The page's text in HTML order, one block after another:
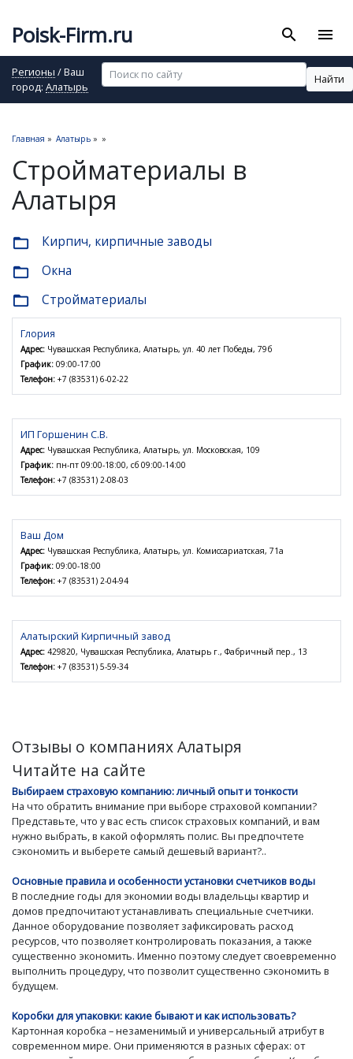
Poisk-Firm.ru search menu
Регионы / Ваш
город: Алатырь
Найти
Главная » Алатырь » »
Стройматериалы в
Алатыря
folder_open Кирпич, кирпичные заводы
folder_open Окна
folder_open Стройматериалы
Глория
Адрес: Чувашская Республика, Алатырь, ул. 40 лет Победы, 79б
График: 09:00-17:00
Телефон: +7 (83531) 6-02-22
ИП Горшенин С.В.
Адрес: Чувашская Республика, Алатырь, ул. Московская, 109
График: пн-пт 09:00-18:00, сб 09:00-14:00
Телефон: +7 (83531) 2-08-03
Ваш Дом
Адрес: Чувашская Республика, Алатырь, ул. Комиссариатская, 71а
График: 09:00-18:00
Телефон: +7 (83531) 2-04-94
Алатырский Кирпичный завод
Адрес: 429820, Чувашская Республика, Алатырь г., Фабричный пер., 13
Телефон: +7 (83531) 5-59-34
Отзывы о компаниях Алатыря
Читайте на сайте
Выбираем страховую компанию: личный опыт и тонкости
На что обратить внимание при выборе страховой компании?
Представьте, что у вас есть список страховых компаний, и вам
нужно выбрать, в какой оформлять полис. Вы предпочтете
сэкономить и выберете самый дешевый вариант?..
Основные правила и особенности установки счетчиков воды
В последние годы для экономии воды владельцы квартир и
домов предпочитают устанавливать специальные счетчики.
Данное оборудование позволяет зафиксировать расход
ресурсов, что позволяет контролировать показания, а также
существенно экономить. Именно поэтому следует своевременно
выполнить процедуру, что позволит существенно сэкономить в
будущем.
Коробки для упаковки: какие бывают и как использовать?
Картонная коробка – незаменимый и универсальный атрибут в
современном мире. Они применяются в разных сферах: от